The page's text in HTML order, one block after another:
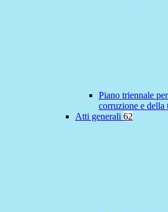
Piano triennale
corruzione e della
Atti generali 62